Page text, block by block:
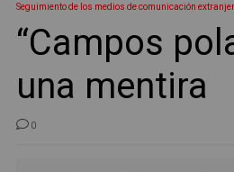
Seguimiento de los medios de comunicación
“Campos
una mentira
0